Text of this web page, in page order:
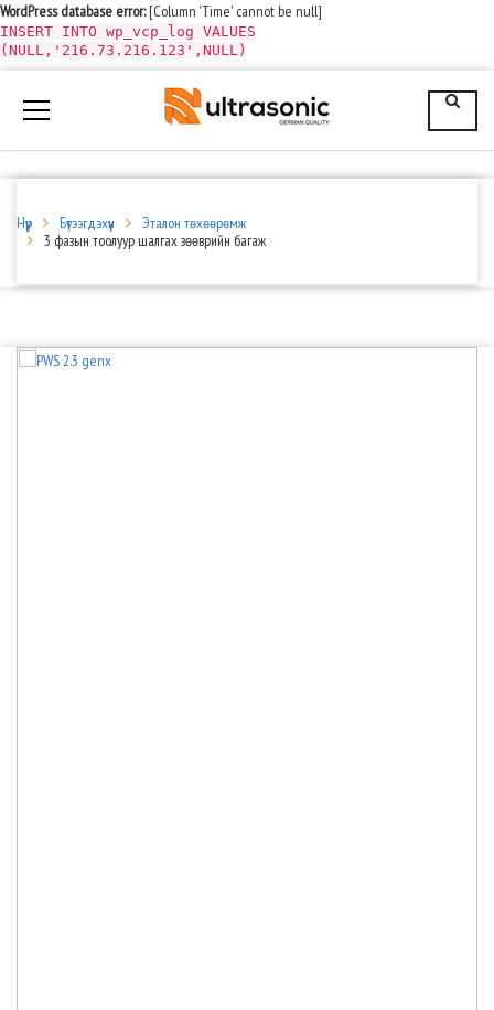
WordPress database error:[Column 'Time' cannot be null]
INSERT INTO wp_vcp_log VALUES
(NULL,'216.73.216.123',NULL)
Нүүр Бүтээгдэхүүн
Эталон төхөөрөмж
3 фазын тоолуур шалгах зөөврийн багаж